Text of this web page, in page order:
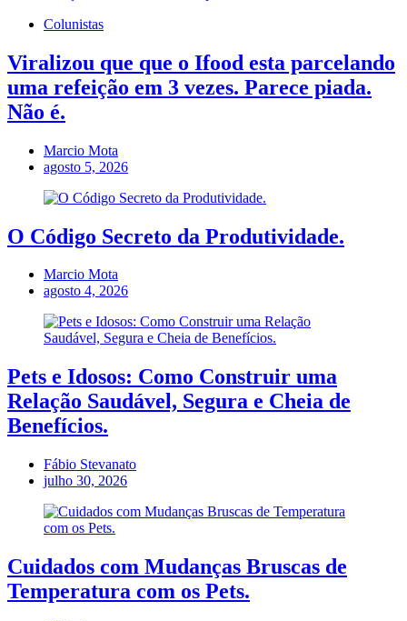
Colunistas
Viralizou que que o Ifood esta parcelando
uma refeição em 3 vezes. Parece piada.
Não é.
Marcio Mota
agosto 5, 2026
O Código Secreto da Produtividade.
Marcio Mota
agosto 4, 2026
Pets e Idosos: Como Construir uma
Relação Saudável, Segura e Cheia de
Benefícios.
Fábio Stevanato
julho 30, 2026
Cuidados com Mudanças Bruscas de
Temperatura com os Pets.